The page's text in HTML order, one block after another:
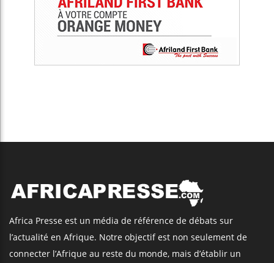
Africa Presse est un média de référence de débats sur
l’actualité en Afrique. Notre objectif est non seulement de
connecter l’Afrique au reste du monde, mais d’établir un